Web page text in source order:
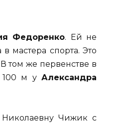
Федоренко. Ей не
мастера спорта. Это
том же первенстве в
100 м у Александра
Николаевну Чижик с